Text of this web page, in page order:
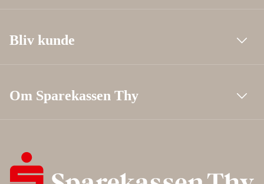
Bliv kunde
Om Sparekassen Thy